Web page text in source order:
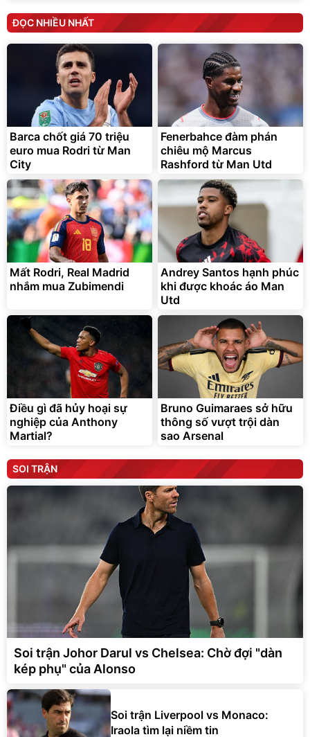
ĐỌC NHIỀU NHẤT
Barca chốt giá 70 triệu
euro mua Rodri từ Man
City
Fenerbahce đàm phán
chiêu mộ Marcus
Rashford từ Man Utd
Mất Rodri, Real Madrid
nhắm mua Zubimendi
Andrey Santos hạnh phúc
khi được khoác áo Man
Utd
Điều gì đã hủy hoại sự
nghiệp của Anthony
Martial?
Bruno Guimaraes sở hữu
thông số vượt trội dàn
sao Arsenal
SOI TRẬN
Soi trận Johor Darul vs Chelsea: Chờ đợi "dàn
kép phụ" của Alonso
Soi trận Liverpool vs Monaco:
Iraola tìm lại niềm tin